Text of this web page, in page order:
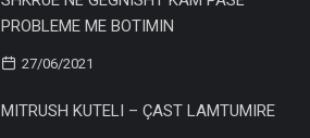
PROBLEME ME BOTIMIN
27/06/2021
MITRUSH KUTELI – ÇAST LAMTUMIRE